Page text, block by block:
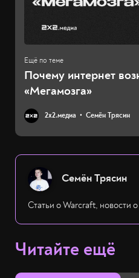
Почему интернет
«Мегамозга»
2х2.медиа Семён Трясин
Семён Трясин
Статьи о Warcraft, новости
Читайте ещё